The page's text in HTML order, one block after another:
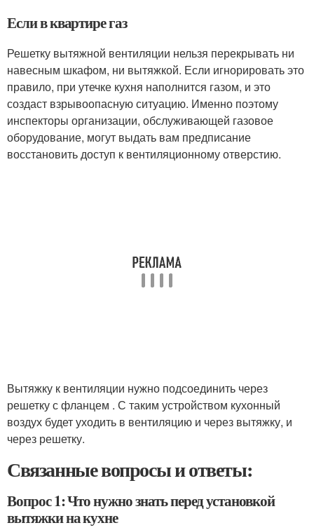
Если в квартире газ
Решетку вытяжной вентиляции нельзя перекрывать ни
навесным шкафом, ни вытяжкой. Если игнорировать это
правило, при утечке кухня наполнится газом, и это
создаст взрывоопасную ситуацию. Именно поэтому
инспекторы организации, обслуживающей газовое
оборудование, могут выдать вам предписание
восстановить доступ к вентиляционному отверстию.
Вытяжку к вентиляции нужно подсоединить через
решетку с фланцем . С таким устройством кухонный
воздух будет уходить в вентиляцию и через вытяжку, и
через решетку.
Связанные вопросы и ответы:
Вопрос 1: Что нужно знать перед установкой
вытяжки на кухне